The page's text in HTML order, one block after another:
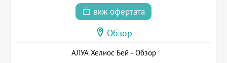
виж офертата
Обзор
АЛУА Хелиос Бей - Обзор